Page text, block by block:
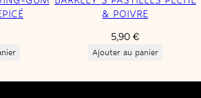
& POIVRE
5,90 €
Ajouter au panier